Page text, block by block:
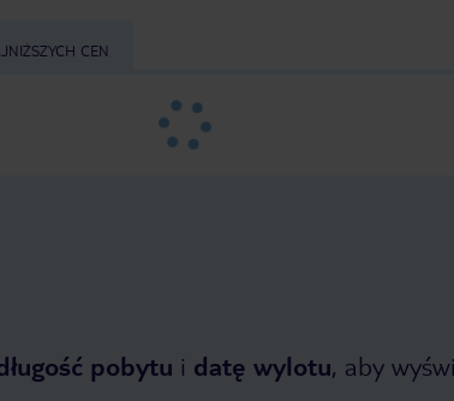
CEN
pobytu i datę wylotu, aby